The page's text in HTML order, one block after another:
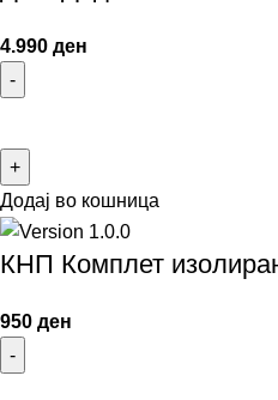
4.990 ден
Додај во кошница
КНП Комплет
950 ден